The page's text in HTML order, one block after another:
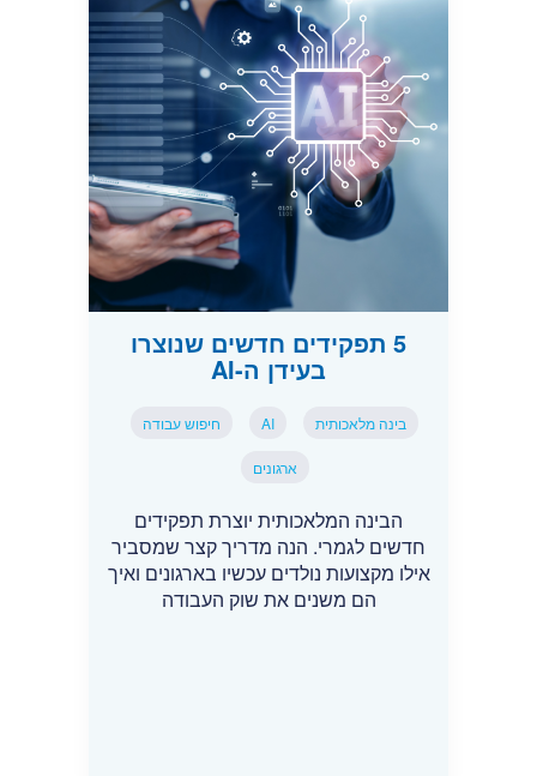
5 תפקידים חדשים שנוצרו
בעידן ה-AI
בינה מלאכותית AI חיפוש עבודה
ארגונים
הבינה המלאכותית יוצרת תפקידים
חדשים לגמרי. הנה מדריך קצר שמסביר
אילו מקצועות נולדים עכשיו בארגונים ואיך
הם משנים את שוק העבודה